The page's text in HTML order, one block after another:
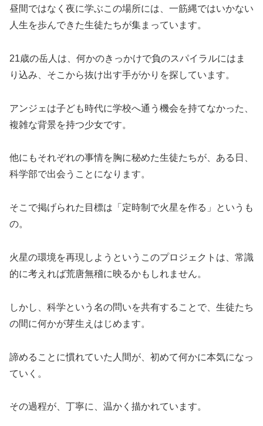
昼間ではなく夜に学ぶこの場所には、一筋縄ではいかない
人生を歩んできた生徒たちが集まっています。
21歳の岳人は、何かのきっかけで負のスパイラルにはま
り込み、そこから抜け出す手がかりを探しています。
アンジェは子ども時代に学校へ通う機会を持てなかった、
複雑な背景を持つ少女です。
他にもそれぞれの事情を胸に秘めた生徒たちが、ある日、
科学部で出会うことになります。
そこで掲げられた目標は「定時制で火星を作る」というも
の。
火星の環境を再現しようというこのプロジェクトは、常識
的に考えれば荒唐無稽に映るかもしれません。
しかし、科学という名の問いを共有することで、生徒たち
の間に何かが芽生えはじめます。
諦めることに慣れていた人間が、初めて何かに本気になっ
ていく。
その過程が、丁寧に、温かく描かれています。